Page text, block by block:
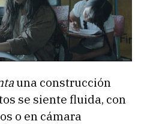
una construcción
se siente fluida, con
o en cámara